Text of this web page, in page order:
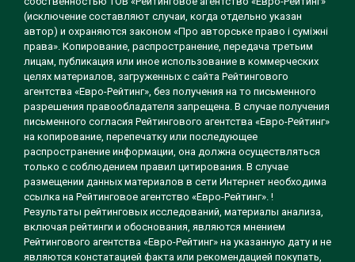
(исключение составляют случаи, когда отдельно указан
автор) и охраняются законом «Про авторське право і суміжні
права». Копирование, распространение, передача третьим
лицам, публикация или иное использование в коммерческих
целях материалов, загруженных с сайта Рейтингового
агентства «Евро-Рейтинг», без получения на то письменного
разрешения правообладателя запрещена. В случае получения
письменного согласия Рейтингового агентства «Евро-Рейтинг»
на копирование, перепечатку или последующее
распространение информации, она должна осуществляться
только с соблюдением правил цитирования. В случае
размещении данных материалов в сети Интернет необходима
ссылка на Рейтинговое агентство «Евро-Рейтинг». !
Результаты рейтинговых исследований, материалы анализа,
включая рейтинги и обоснования, являются мнением
Рейтингового агентства «Евро-Рейтинг» на указанную дату и не
являются констатацией факта или рекомендацией покупать,